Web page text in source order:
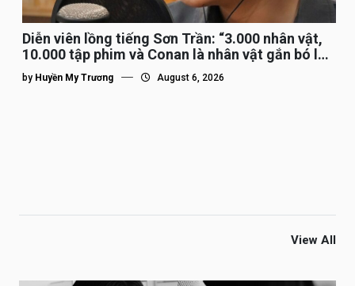
Diễn viên lồng tiếng Sơn Trần: “3.000 nhân vật,
10.000 tập phim và Conan là nhân vật gắn bó lâu
nhất”
by Huyền My Trương August 6, 2026
View All